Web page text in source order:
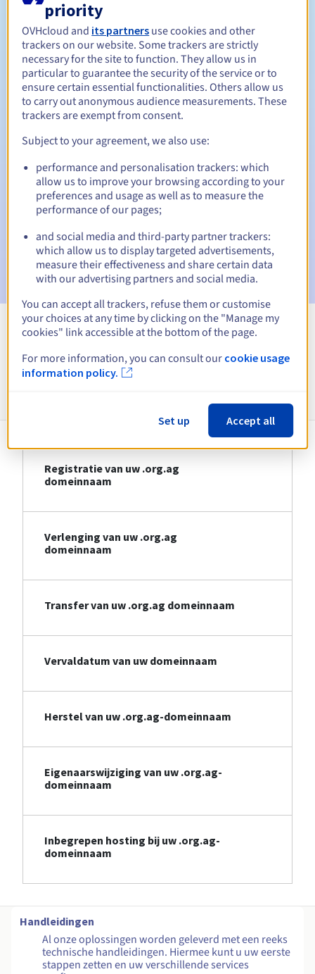
Verlengingsperiode Tussen 1 en 10 jaar
Inlosperiode 30 dagen
Automatische meldingen:
Waarschuwings-e-mails:60, 30, 15, 7 en 3 dagen vóór de
vervaldatum
E-mail op de vervaldatumom de schorsing van de
domeinnaam te melden
E-mail na de Redemption Grace Periodom de
verwijdering van de domeinnaam te melden
Bekijk alle extensies
Informatie over .org.ag
Registratie van uw .org.ag
domeinnaam
Verlenging van uw .org.ag
domeinnaam
Transfer van uw .org.ag domeinnaam
Vervaldatum van uw domeinnaam
Herstel van uw .org.ag-domeinnaam
Eigenaarswijziging van uw .org.ag-
domeinnaam
Inbegrepen hosting bij uw .org.ag-
domeinnaam
Handleidingen
Al onze oplossingen worden geleverd met een reeks
technische handleidingen. Hiermee kunt u uw eerste
stappen zetten en uw verschillende services
priority
OVHcloud and its partners use cookies and other
trackers on our website. Some trackers are strictly
necessary for the site to function. They allow us in
particular to guarantee the security of the service or to
ensure certain essential functionalities. Others allow us
to carry out anonymous audience measurements. These
trackers are exempt from consent.
Subject to your agreement, we also use:
performance and personalisation trackers: which
allow us to improve your browsing according to your
preferences and usage as well as to measure the
performance of our pages;
and social media and third-party partner trackers:
which allow us to display targeted advertisements,
measure their effectiveness and share certain data
with our advertising partners and social media.
You can accept all trackers, refuse them or customise
your choices at any time by clicking on the "Manage my
cookies" link accessible at the bottom of the page.
For more information, you can consult our cookie usage
information policy.
Set up Accept all